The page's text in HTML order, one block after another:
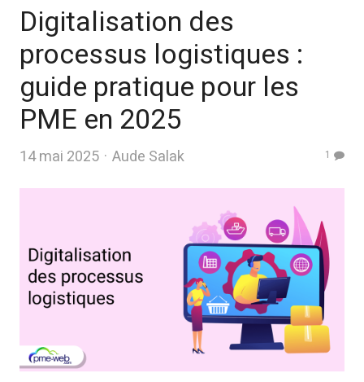
Digitalisation des
processus logistiques :
guide pratique pour les
PME en 2025
14 mai 2025 Author
Aude Salak 1